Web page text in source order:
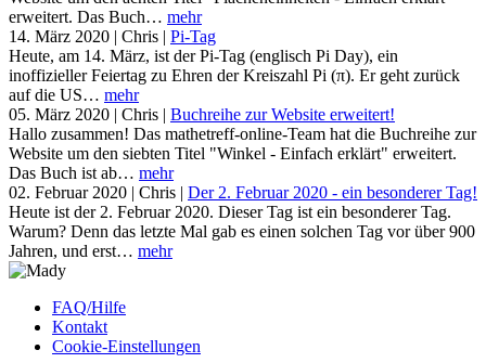
erweitert. Das Buch… mehr
14. März 2020 | Chris | Pi-Tag
Heute, am 14. März, ist der Pi-Tag (englisch Pi Day), ein
inoffizieller Feiertag zu Ehren der Kreiszahl Pi (π). Er geht zurück
auf die US… mehr
05. März 2020 | Chris | Buchreihe zur Website erweitert!
Hallo zusammen! Das mathetreff-online-Team hat die Buchreihe zur
Website um den siebten Titel "Winkel - Einfach erklärt" erweitert.
Das Buch ist ab… mehr
02. Februar 2020 | Chris | Der 2. Februar 2020 - ein besonderer Tag!
Heute ist der 2. Februar 2020. Dieser Tag ist ein besonderer Tag.
Warum? Denn das letzte Mal gab es einen solchen Tag vor über 900
Jahren, und erst… mehr
Fußbereich
FAQ/Hilfe
Kontakt
Cookie-Einstellungen